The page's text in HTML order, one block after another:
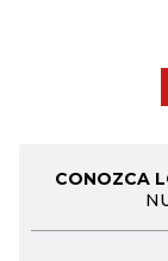
CONOZCA